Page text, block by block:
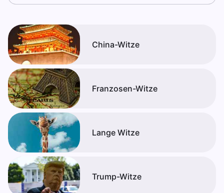
China-Witze
Franzosen-Witze
Lange Witze
Trump-Witze